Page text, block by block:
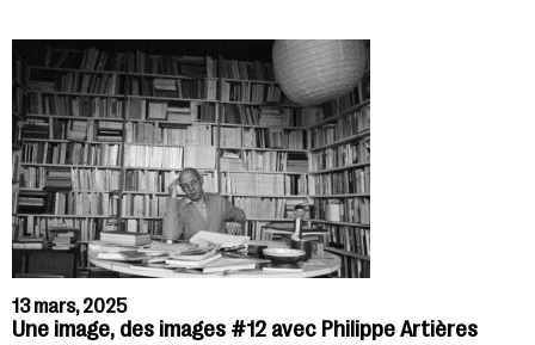
13 mars, 2025
Une image, des images #12 avec Philippe Artières